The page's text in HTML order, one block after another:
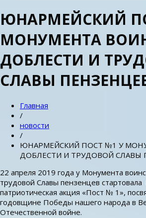
ЮНАРМЕЙСКИЙ
МОНУМЕНТА
ДОБЛЕСТИ И
СЛАВЫ
Главная
/
новости
/
ЮНАРМЕЙСКИЙ ПОСТ №1 У
ДОБЛЕСТИ И ТРУДОВОЙ СЛАВЫ
22 апреля 2019 года у Монумента
трудовой Славы пензенцев
патриотическая акция «Пост № 1»,
годовщине Победы нашего народа в
Отечественной войне.